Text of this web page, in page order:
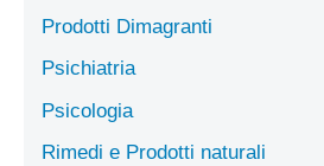
Prodotti Dimagranti
Psichiatria
Psicologia
Rimedi e Prodotti naturali